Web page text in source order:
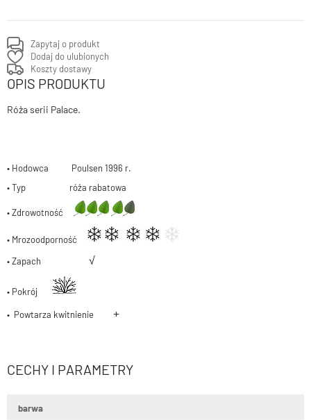
Zapytaj o produkt
Dodaj do ulubionych
Koszty dostawy
OPIS PRODUKTU
Róża serii Palace.
• Hodowca Poulsen 1996 r.
• Typ róża rabatowa
• Zdrowotność
• Mrozoodporność
• Zapach √
• Pokrój
• Powtarza kwitnienie +
CECHY I PARAMETRY
barwa